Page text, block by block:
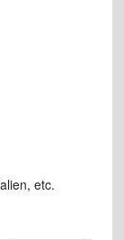
etc.